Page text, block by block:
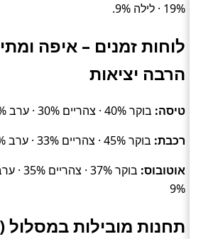
19% · לילה 9%.
לוחות זמנים – איפה
הרבה יציאות
טיסה: בוקר 40% · צהריים 30% · ערב 20% · לילה 9%
רכבת: בוקר 45% · צהריים 33% · ערב 17% · לילה 5%
אוטובוס:
9%
תחנות מובילות במסלול